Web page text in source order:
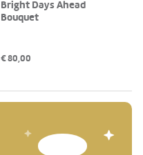
Bright Days Ahead
Bouquet
€80,00